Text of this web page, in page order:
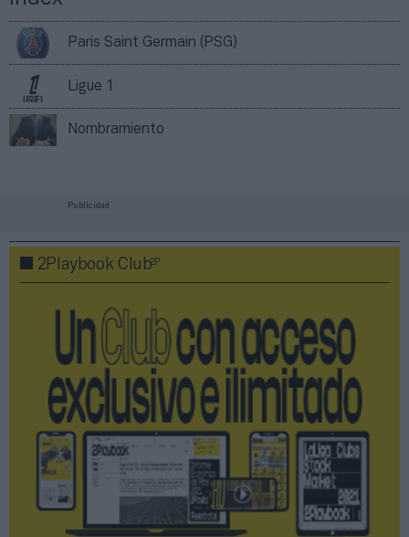
Paris Saint Germain (PSG)
Ligue 1
Nombramiento
Publicidad
2Playbook Club2P